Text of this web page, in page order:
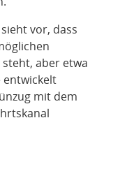
vor, dass
aber etwa
entwickelt
mit dem